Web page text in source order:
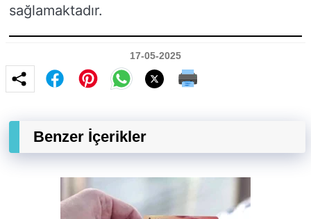
sağlamaktadır.
17-05-2025
Benzer İçerikler